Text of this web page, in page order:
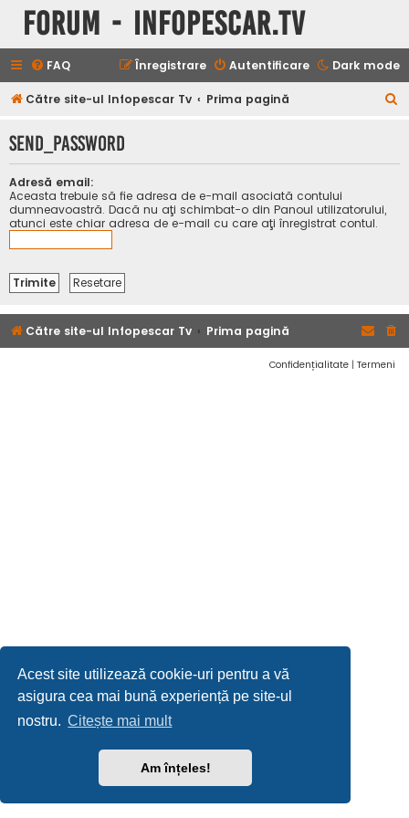
Acest site utilizează cookie-uri pentru a vă
asigura cea mai bună experiență pe site-ul
nostru. Citește mai mult
Am înțeles!
Forum - InfoPescar.Tv
Dark mode
FAQ Autentificare
Înregistrare
Către site-ul Infopescar Tv Prima pagină
t
SEND_PASSWORD
Adresă email:
Aceasta trebuie să fie adresa de e-mail asociată contului
dumneavoastră. Dacă nu aţi schimbat-o din Panoul utilizatorului,
atunci este chiar adresa de e-mail cu care aţi înregistrat contul.
Către site-ul Infopescar Tv Prima pagină
Confidențialitate | Termeni